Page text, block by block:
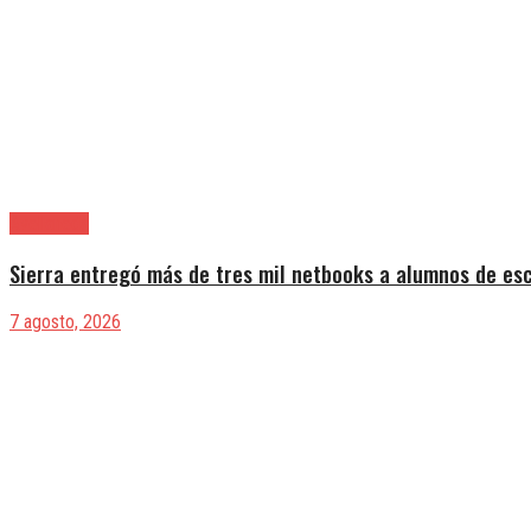
Sierra entregó más de tres mil netbooks a alumnos de
7 agosto, 2026